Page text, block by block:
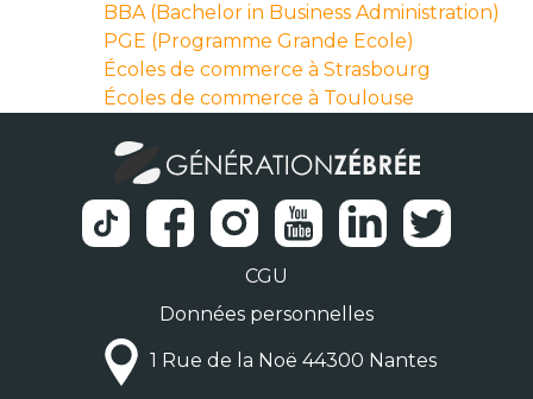
BBA (Bachelor in Business Administration)
PGE (Programme Grande Ecole)
Écoles de commerce à Strasbourg
Écoles de commerce à Toulouse
CGU
Données personnelles
1 Rue de la Noë 44300 Nantes